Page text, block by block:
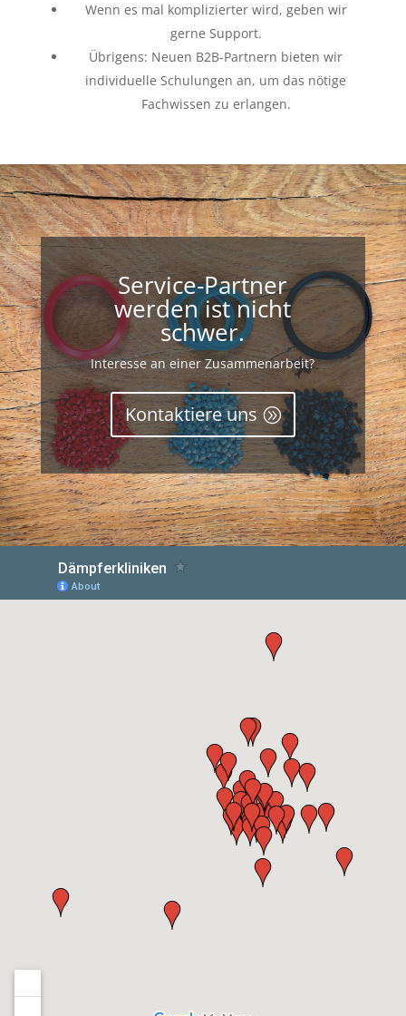
Wenn es mal komplizierter wird, geben wir
gerne Support.
Übrigens: Neuen B2B-Partnern bieten wir
individuelle Schulungen an, um das nötige
Fachwissen zu erlangen.
Service-Partner
werden ist nicht
schwer.
Interesse an einer Zusammenarbeit?
Kontaktiere uns